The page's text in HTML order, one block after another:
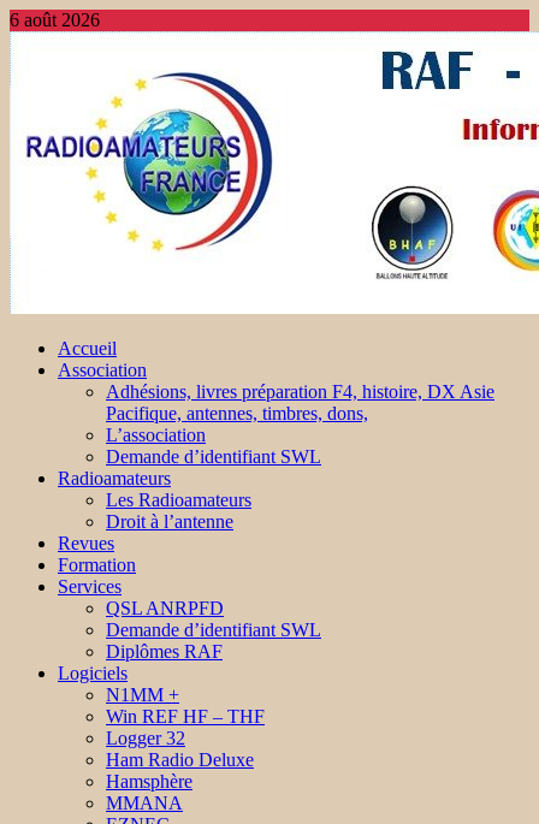
6 août 2026
Accueil
Association
Adhésions, livres préparation F4, histoire, DX Asie
Pacifique, antennes, timbres, dons,
L’association
Demande d’identifiant SWL
Radioamateurs
Les Radioamateurs
Droit à l’antenne
Revues
Formation
Services
QSL ANRPFD
Demande d’identifiant SWL
Diplômes RAF
Logiciels
N1MM +
Win REF HF – THF
Logger 32
Ham Radio Deluxe
Hamsphère
MMANA